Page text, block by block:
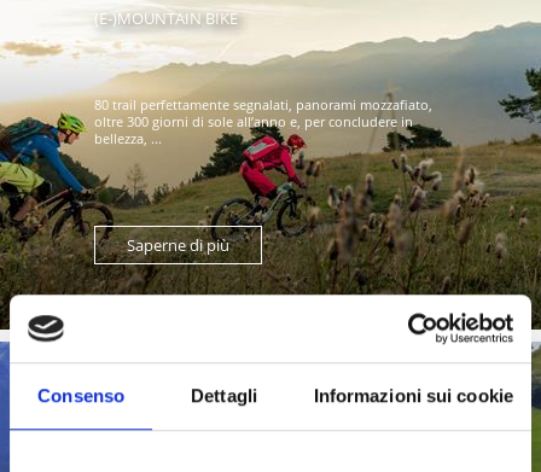
Consenso Dettagli Informazioni sui cookie
(E-)MOUNTAIN BIKE
80 trail perfettamente segnalati, panorami mozzafiato,
oltre 300 giorni di sole all’anno e, per concludere in
bellezza, ...
Saperne di più